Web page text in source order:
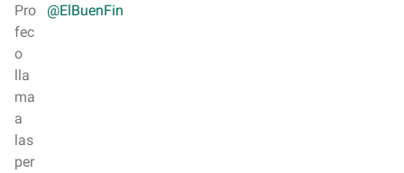
Pro
fec
o
lla
ma
a
las
per
@ElBuenFin